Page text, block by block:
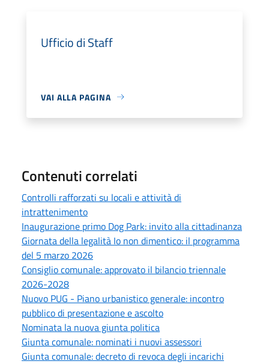
Ufficio di Staff
VAI ALLA PAGINA
Contenuti correlati
Controlli rafforzati su locali e attività di
intrattenimento
Inaugurazione primo Dog Park: invito alla cittadinanza
Giornata della legalità Io non dimentico: il programma
del 5 marzo 2026
Consiglio comunale: approvato il bilancio triennale
2026-2028
Nuovo PUG - Piano urbanistico generale: incontro
pubblico di presentazione e ascolto
Nominata la nuova giunta politica
Giunta comunale: nominati i nuovi assessori
Giunta comunale: decreto di revoca degli incarichi